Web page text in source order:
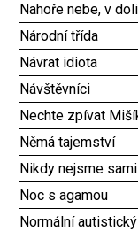
Nahoře nebe, v
Národní třída
Návrat idiota
Návštěvníci
Nechte zpívat
Němá tajemství
Nikdy nejsme sami
Noc s agamou
Normální